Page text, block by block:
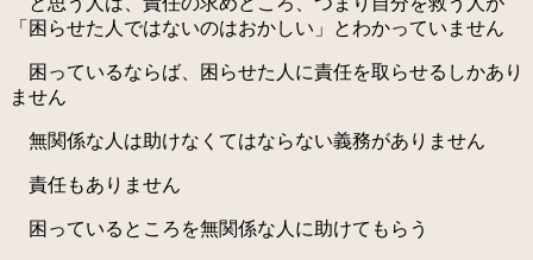
「困らせた人ではないのはおかしい」とわかっていません
困っているならば、困らせた人に責任を取らせるしかあり
ません
無関係な人は助けなくてはならない義務がありません
責任もありません
困っているところを無関係な人に助けてもらう